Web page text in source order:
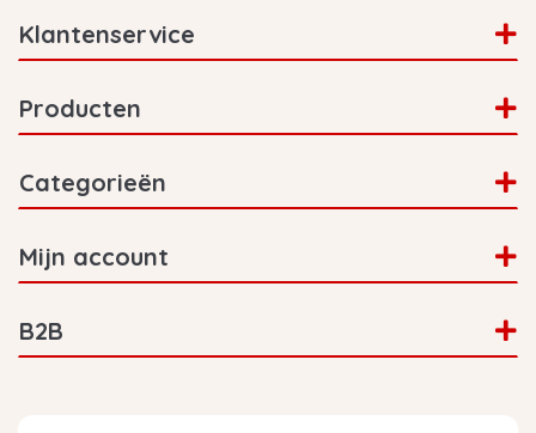
Klantenservice
Producten
Categorieën
Mijn account
B2B